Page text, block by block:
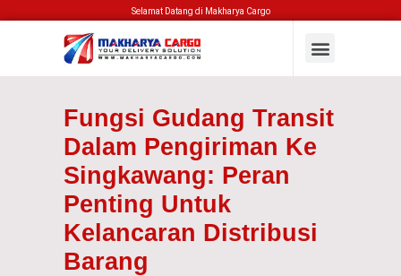
Selamat Datang di Makharya Cargo
Fungsi Gudang Transit
Dalam Pengiriman Ke
Singkawang: Peran
Penting Untuk
Kelancaran Distribusi
Barang